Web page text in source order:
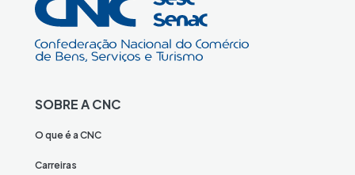
SOBRE A CNC
O que é a CNC
Carreiras